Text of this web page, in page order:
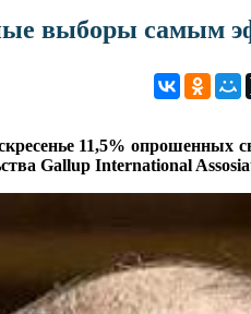
выборы самым
11,5%
Gallup International